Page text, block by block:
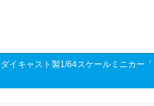
イキャスト製1/64スケールミニカー